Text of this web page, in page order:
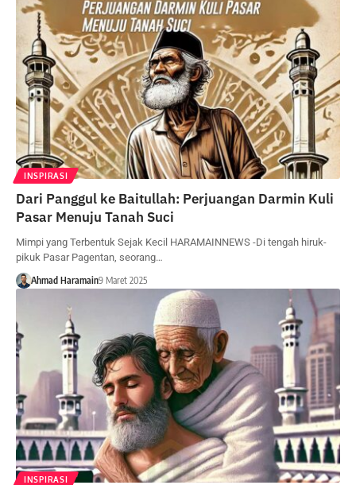
INSPIRASI
Dari Panggul ke Baitullah: Perjuangan Darmin Kuli
Pasar Menuju Tanah Suci
Mimpi yang Terbentuk Sejak Kecil HARAMAINNEWS -Di tengah hiruk-
pikuk Pasar Pagentan, seorang…
Ahmad Haramain9 Maret 2025
INSPIRASI